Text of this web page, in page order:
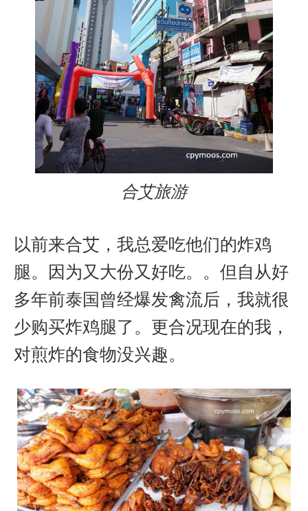
合艾旅游
以前来合艾，我总爱吃他们的炸鸡
腿。因为又大份又好吃。。但自从好
多年前泰国曾经爆发禽流后，我就很
少购买炸鸡腿了。更合况现在的我，
对煎炸的食物没兴趣。